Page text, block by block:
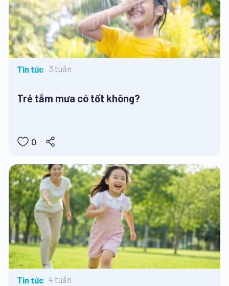
Tin tức 3 tuần
Trẻ tắm mưa có tốt không?
0
Tin tức 4 tuần